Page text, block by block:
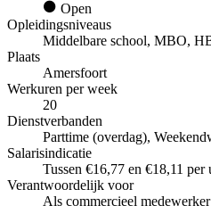
Open
Opleidingsniveaus
Middelbare school, MBO,
Plaats
Amersfoort
Werkuren per week
20
Dienstverbanden
Parttime (overdag),
Salarisindicatie
Tussen €16,77 en €18,11 per
Verantwoordelijk voor
Als commercieel